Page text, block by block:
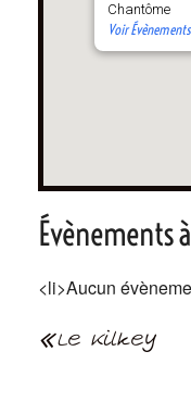
Chantôme
Voir Évènements
Évènements
<li>Aucun
Navigation
Le Kilkey